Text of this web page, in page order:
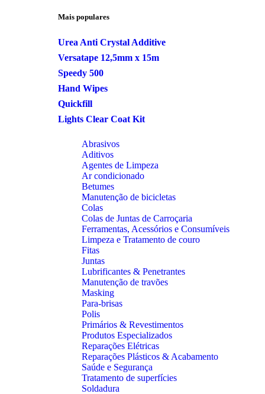
Mais populares
Urea Anti Crystal Additive
Versatape 12,5mm x 15m
Speedy 500
Hand Wipes
Quickfill
Lights Clear Coat Kit
Abrasivos
Aditivos
Agentes de Limpeza
Ar condicionado
Betumes
Manutenção de bicicletas
Colas
Colas de Juntas de Carroçaria
Ferramentas, Acessórios e Consumíveis
Limpeza e Tratamento de couro
Fitas
Juntas
Lubrificantes & Penetrantes
Manutenção de travões
Masking
Para-brisas
Polis
Primários & Revestimentos
Produtos Especializados
Reparações Elétricas
Reparações Plásticos & Acabamento
Saúde e Segurança
Tratamento de superfícies
Soldadura